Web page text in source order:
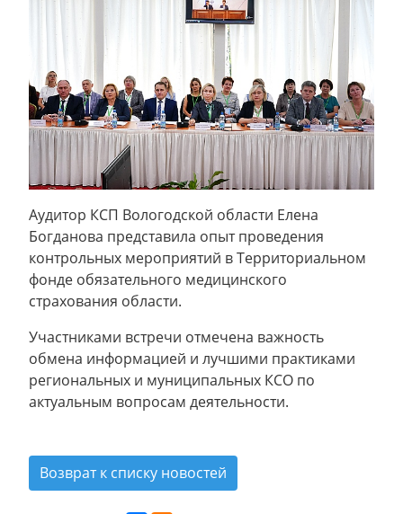
Аудитор КСП Вологодской области Елена
Богданова представила опыт проведения
контрольных мероприятий в Территориальном
фонде обязательного медицинского
страхования области.
Участниками встречи отмечена важность
обмена информацией и лучшими практиками
региональных и муниципальных КСО по
актуальным вопросам деятельности.
Возврат к списку новостей